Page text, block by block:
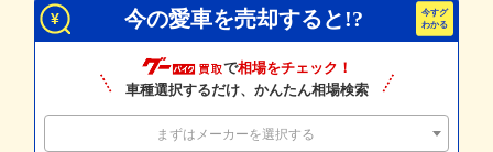
今の愛車を売却すると!?
で相場をチェック！
車種選択するだけ、かんたん相場検索
まずはメーカーを選択する